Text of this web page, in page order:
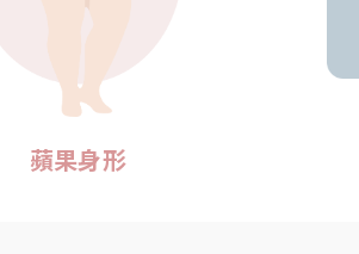
蘋果身形